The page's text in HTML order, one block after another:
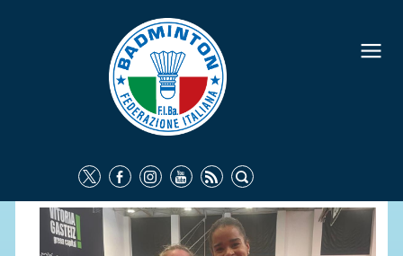
FEDERAZIONE
IDENTITÀ
COMMISSIONI FEDERALI
ORGANI TERRITORIALI
SOCIETÀ SPORTIVE